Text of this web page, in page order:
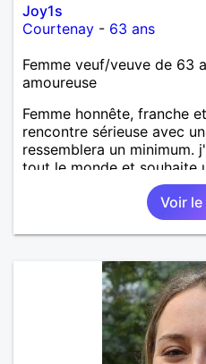
Joy1s
Courtenay - 63 ans
Femme veuf/veuve de 63
amoureuse
Femme honnête, franche
rencontre sérieuse avec
ressemblera un minimum.
tout le monde et souhaite
relation sur du long terme.
Voir